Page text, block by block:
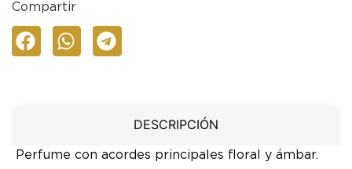
Compartir
DESCRIPCIÓN
Perfume con acordes principales floral y ámbar.